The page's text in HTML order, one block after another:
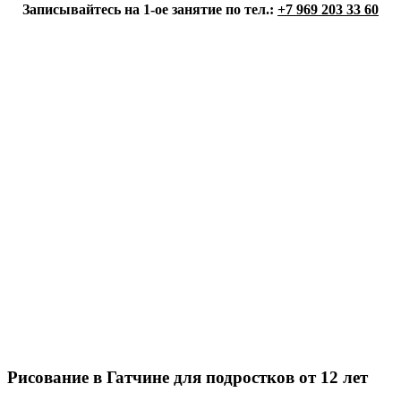
Записывайтесь на 1-ое занятие по тел.: +7 969 203 33 60
Рисование в Гатчине для подростков от 12 лет